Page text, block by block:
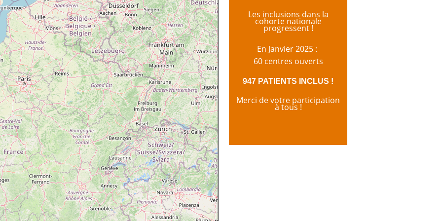
Les inclusions dans la
cohorte nationale
progressent !
En Janvier 2025 :
60 centres ouverts
947 PATIENTS INCLUS !
Merci de votre participation
à tous !